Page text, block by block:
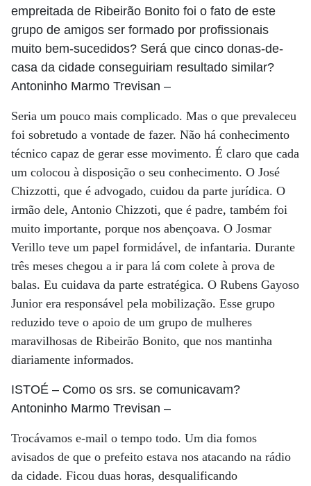
empreitada de Ribeirão Bonito foi o fato de este
grupo de amigos ser formado por profissionais
muito bem-sucedidos? Será que cinco donas-de-
casa da cidade conseguiriam resultado similar?
Antoninho Marmo Trevisan –
Seria um pouco mais complicado. Mas o que prevaleceu
foi sobretudo a vontade de fazer. Não há conhecimento
técnico capaz de gerar esse movimento. É claro que cada
um colocou à disposição o seu conhecimento. O José
Chizzotti, que é advogado, cuidou da parte jurídica. O
irmão dele, Antonio Chizzoti, que é padre, também foi
muito importante, porque nos abençoava. O Josmar
Verillo teve um papel formidável, de infantaria. Durante
três meses chegou a ir para lá com colete à prova de
balas. Eu cuidava da parte estratégica. O Rubens Gayoso
Junior era responsável pela mobilização. Esse grupo
reduzido teve o apoio de um grupo de mulheres
maravilhosas de Ribeirão Bonito, que nos mantinha
diariamente informados.
ISTOÉ – Como os srs. se comunicavam?
Antoninho Marmo Trevisan –
Trocávamos e-mail o tempo todo. Um dia fomos
avisados de que o prefeito estava nos atacando na rádio
da cidade. Ficou duas horas, desqualificando